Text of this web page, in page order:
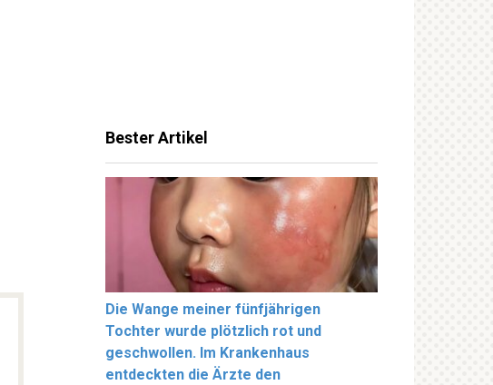
Bester Artikel
Die Wange meiner fünfjährigen
Tochter wurde plötzlich rot und
geschwollen. Im Krankenhaus
entdeckten die Ärzte den